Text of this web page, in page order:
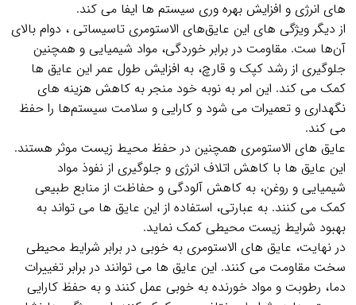
های انرژی و افزایش بهره‌ وری سیستم‌ ها ایفا می‌ کند.
از دیگر ویژگی‌ های این عایق‌های الاستومری تاسیساتی ، دوام بالای
آن‌ها ست. مقاومت در برابر خوردگی، مواد شیمیایی و همچنین
جلوگیری از رشد کپک و قارچ، به افزایش طول عمر این عایق‌ ها
کمک می‌ کند. این امر به نوبه خود منجر به کاهش هزینه‌ های
نگهداری و تعمیرات می‌ شود و کارایی و سلامت سیستم‌ها را حفظ
می‌ کند.
عایق‌ های الاستومری همچنین در حفظ محیط زیست موثر هستند.
این عایق‌ ها با کاهش اتلاف انرژی و جلوگیری از نفوذ مواد
شیمیایی و روغن، به کاهش آلودگی و حفاظت از منابع طبیعی
کمک می‌ کنند. به عبارتی، استفاده از این عایق‌ ها می‌ تواند به
بهبود شرایط زیست‌ محیطی کمک نماید.
در نهایت، عایق‌ های الاستومری به خوبی در برابر شرایط محیطی
سخت مقاومت می‌ کنند. این عایق‌ ها می‌ توانند در برابر تغییرات
دما، رطوبت و مواد خورنده به خوبی عمل کنند و به حفظ کارایی